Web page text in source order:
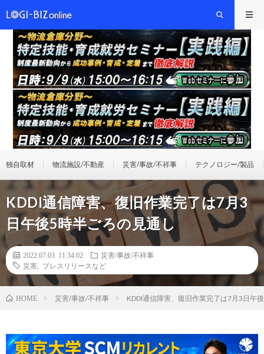
独自取材 物流施設/不動産 災害/事故/不祥事 テクノロジー/製品
KDDI通信障害、復旧作業完了は7月3
日午後5時半ごろの見通し
2022.07.03 11:34:02
災害/事故/不祥事
災害
プレスリリースなど
HOME 災害/事故/不祥事 KDDI通信障害、復旧作業完了は7月3日午